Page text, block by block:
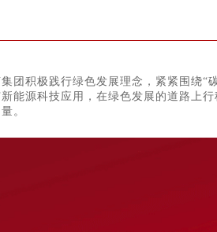
团积极践行绿色发展理念， 紧紧围绕“
能源科技应 用，在绿色发展的道路上
。